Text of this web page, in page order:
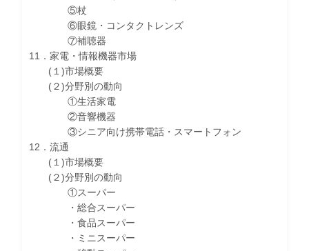
⑤杖
⑥眼鏡・コンタクトレンズ
⑦補聴器
11．家電・情報機器市場
(１)市場概要
(２)分野別の動向
①生活家電
②音響機器
③シニア向け携帯電話・スマートフォン
12．流通
(１)市場概要
(２)分野別の動向
①スーパー
・総合スーパー
・食品スーパー
・ミニスーパー